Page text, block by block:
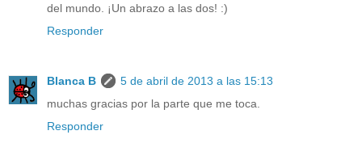
del mundo. ¡Un abrazo a las dos! :)
Responder
Blanca B
5 de abril de 2013 a las 15:13
muchas gracias por la parte que me toca.
Responder